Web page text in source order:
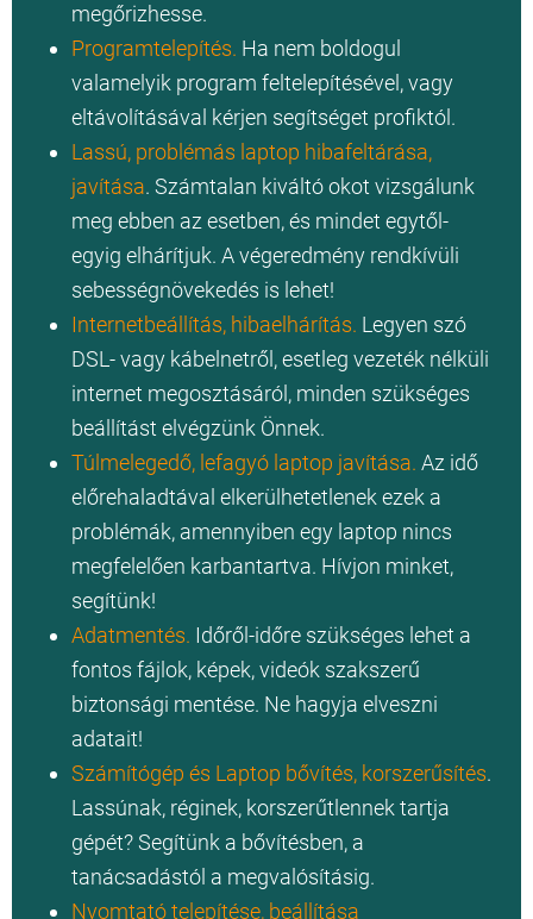
megőrizhesse.
Programtelepítés. Ha nem boldogul
valamelyik program feltelepítésével, vagy
eltávolításával kérjen segítséget profiktól.
Lassú, problémás laptop hibafeltárása,
javítása. Számtalan kiváltó okot vizsgálunk
meg ebben az esetben, és mindet egytől-
egyig elhárítjuk. A végeredmény rendkívüli
sebességnövekedés is lehet!
Internetbeállítás, hibaelhárítás. Legyen szó
DSL- vagy kábelnetről, esetleg vezeték nélküli
internet megosztásáról, minden szükséges
beállítást elvégzünk Önnek.
Túlmelegedő, lefagyó laptop javítása. Az idő
előrehaladtával elkerülhetetlenek ezek a
problémák, amennyiben egy laptop nincs
megfelelően karbantartva. Hívjon minket,
segítünk!
Adatmentés. Időről-időre szükséges lehet a
fontos fájlok, képek, videók szakszerű
biztonsági mentése. Ne hagyja elveszni
adatait!
Számítógép és Laptop bővítés, korszerűsítés.
Lassúnak, réginek, korszerűtlennek tartja
gépét? Segítünk a bővítésben, a
tanácsadástól a megvalósításig.
Nyomtató telepítése, beállítása